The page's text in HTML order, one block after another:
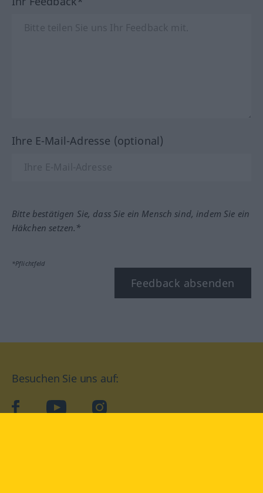
Ihre E-Mail-Adresse (optional)
Bitte bestätigen Sie, dass Sie ein Mensch sind, indem Sie ein
Häkchen setzen.*
*Pflichtfeld
Feedback absenden
Besuchen Sie uns auf:
facebookYouTube Instagram